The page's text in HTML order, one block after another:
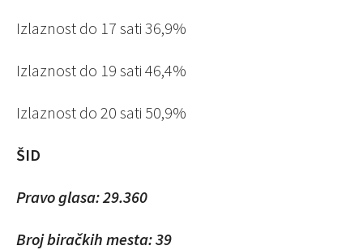
Izlaznost do 17 sati 36,9%
Izlaznost do 19 sati 46,4%
Izlaznost do 20 sati 50,9%
ŠID
Pravo glasa: 29.360
Broj biračkih mesta: 39